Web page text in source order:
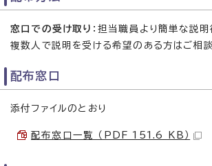
窓口での受け取り ：担当職員より簡単な説明
複数人で説明を受ける希望のある方はご相談
配布窓口
添付ファイルのとおり
配布窓口一覧 （PDF 151.6 KB）